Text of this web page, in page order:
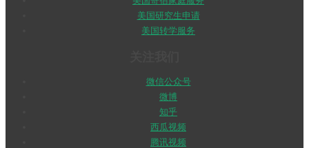
美国研究生申请
美国转学服务
微信公众号
微博
知乎
西瓜视频
腾讯视频